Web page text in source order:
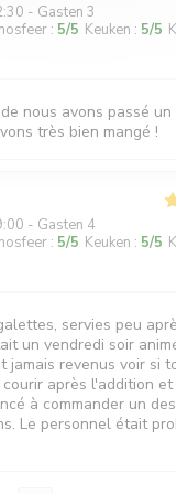
- Gasten 3
: 5/5 Keuken : 5/5
nous avons passé
très bien mangé !
- Gasten 4
: 5/5 Keuken : 5/5
servies peu
un vendredi soir
jamais revenus voir si
après l'addition et
à commander un
Le personnel était